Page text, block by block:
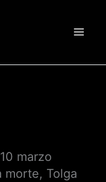
marzo
morte, Tolga